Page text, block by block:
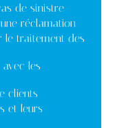
de sinistre
réclamation
le traitement des
les
clients
et leurs